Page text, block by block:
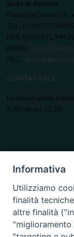
Sede di Ancona
Piazza del Senato 7
TEL: (+39)
FAX: (+39)
EMAIL:
PEC:
CONTATTACI
La curia è aperta al
8.30 alle ore 12.30.
Informativa
Utilizziamo
finalità
altre finalità
"miglioramento